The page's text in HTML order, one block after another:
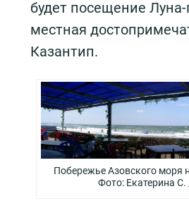
будет посещение
местная
Казантип.
Побережье Азовского моря
Фото: Екатерина